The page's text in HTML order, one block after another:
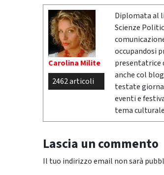
Carolina Milite
2462 articoli
Diplomata al
Scienze
occupandosi
presentatrice
anche col
testate
eventi e
tema
Lascia un commento
Il tuo indirizzo email non sarà